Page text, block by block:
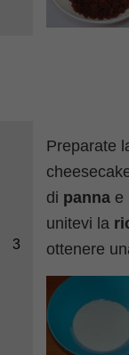
3
Preparate
di panna e
unitevi la
ottenere